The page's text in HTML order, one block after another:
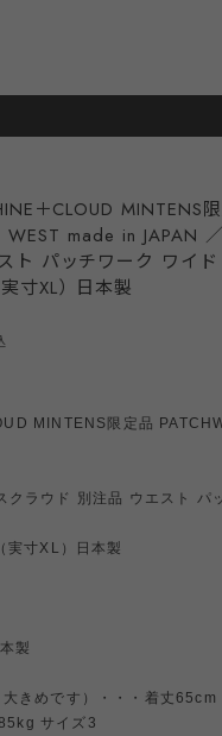
《
＋CLOUD MINTENS
WEST made in JAPAN
ト パッチワーク ワイ
寸XL）日本製
MINTENS限定品
クラウド 別注品 ウエスト パ
実寸XL）日本製
製
大きめです）・・・着丈
サイズ3